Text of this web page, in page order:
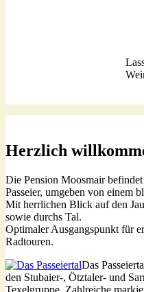
Herzlich
Die Pension Moosmair
Passeier, umgeben von einem
Mit herrlichen Blick auf den
sowie durchs Tal.
Optimaler Ausgangspunkt für
Radtouren.
Das
den Stubaier-, Ötztaler- und
Texelgruppe. Zahlreiche